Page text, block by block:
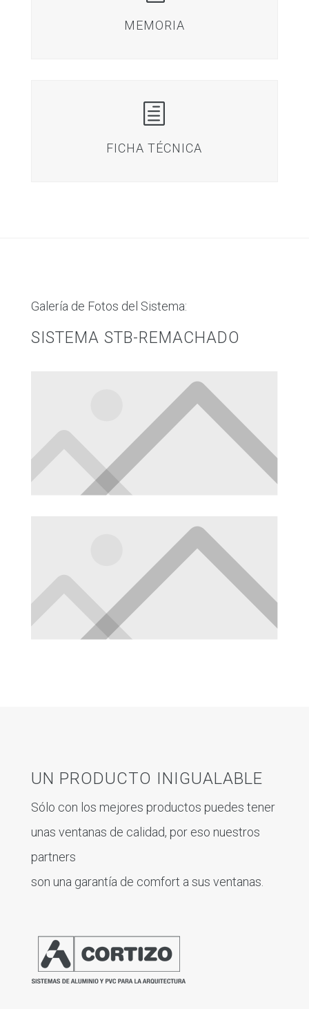
MEMORIA
h
FICHA TÉCNICA
Galería de Fotos del Sistema:
SISTEMA STB-REMACHADO
UN PRODUCTO INIGUALABLE
Sólo con los mejores productos puedes tener
unas ventanas de calidad, por eso nuestros
partners
son una garantía de comfort a sus ventanas.